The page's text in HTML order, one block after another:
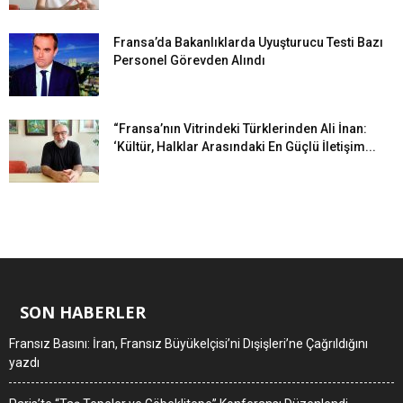
Fransa’da Bakanlıklarda Uyuşturucu Testi Bazı
Personel Görevden Alındı
“Fransa’nın Vitrindeki Türklerinden Ali İnan:
‘Kültür, Halklar Arasındaki En Güçlü İletişim...
SON HABERLER
Fransız Basını: İran, Fransız Büyükelçisi’ni Dışişleri’ne Çağrıldığını
yazdı